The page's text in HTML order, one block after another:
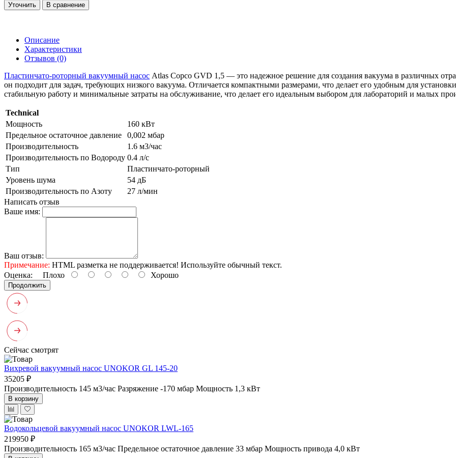
Уточнить В сравнение
Описание
Характеристики
Отзывов (0)
Пластинчато-роторный вакуумный насос Atlas Copco GVD 1,5 — это надежное решение для создания вакуума в различных
он подходит для задач, требующих низкого вакуума. Отличается компактными размерами, что делает его удобным для
стабильную работу и минимальные затраты на обслуживание, что делает его идеальным выбором для лабораторий и малых
Technical
Мощность
160 кВт
Предельное остаточное давление
0,002 мбар
Производительность
1.6 м3/час
Производительность по Водороду 0.4 л/с
Тип
Пластинчато-роторный
Уровень шума
54 дБ
Производительность по Азоту
27 л/мин
Написать отзыв
Ваше имя:
Ваш отзыв:
Примечание: HTML разметка не поддерживается! Используйте обычный текст.
Оценка: Плохо Хорошо
Продолжить
Сейчас смотрят
Вихревой вакуумный насос UNOKOR GL 145-20
35205 ₽
Производительность 145 м3/час Разряжение -170 мбар Мощность 1,3 кВт
В корзину
Водокольцевой вакуумный насос UNOKOR LWL-165
219950 ₽
Производительность 165 м3/час Предельное остаточное давление 33 мбар Мощность привода 4,0 кВт